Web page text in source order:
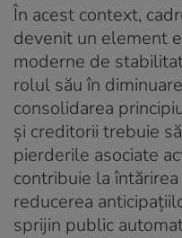
În acest context,
devenit un element
moderne de
rolul său în
consolidarea
și creditorii trebuie
pierderile asociate
contribuie la
reducerea
sprijin public